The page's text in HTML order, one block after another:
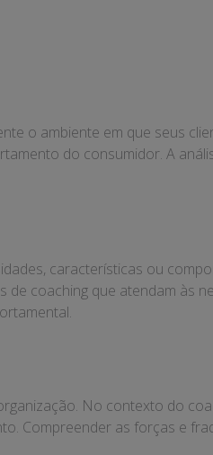
o ambiente em que seus
do consumidor. A
características ou
de coaching que atendam às
No contexto do
Compreender as forças e